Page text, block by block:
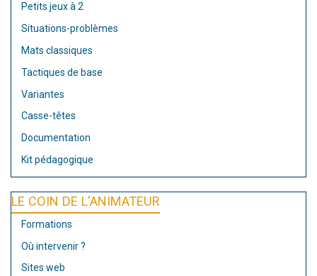
Petits jeux à 2
Situations-problèmes
Mats classiques
Tactiques de base
Variantes
Casse-têtes
Documentation
Kit pédagogique
LE COIN DE L'ANIMATEUR
Formations
Où intervenir ?
Sites web